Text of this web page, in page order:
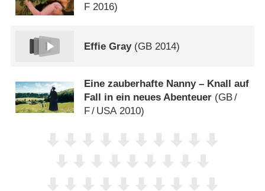
F 2016)
Effie Gray(GB 2014)
Eine zauberhafte Nanny – Knall auf
Fall in ein neues Abenteuer (GB/
F/ USA2010)